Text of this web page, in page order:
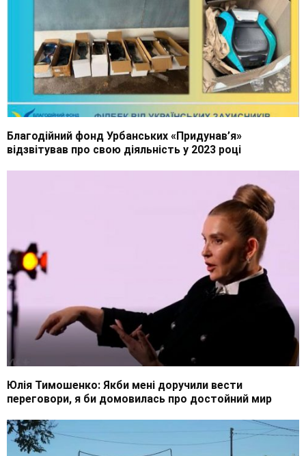
Благодійний фонд Урбанських «Придунав’я»
відзвітував про свою діяльність у 2023 році
Юлія Тимошенко: Якби мені доручили вести
переговори, я би домовилась про достойний мир